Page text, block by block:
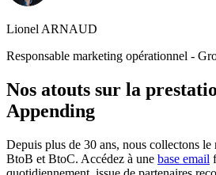
Lionel ARNAUD
Responsable marketing opérationnel -
Nos atouts sur la
Appending
Depuis plus de 30 ans, nous collectons
BtoB et BtoC. Accédez à une base email